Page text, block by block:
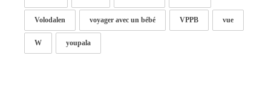
Volodalen voyager avec un bébé VPPB vue
W youpala